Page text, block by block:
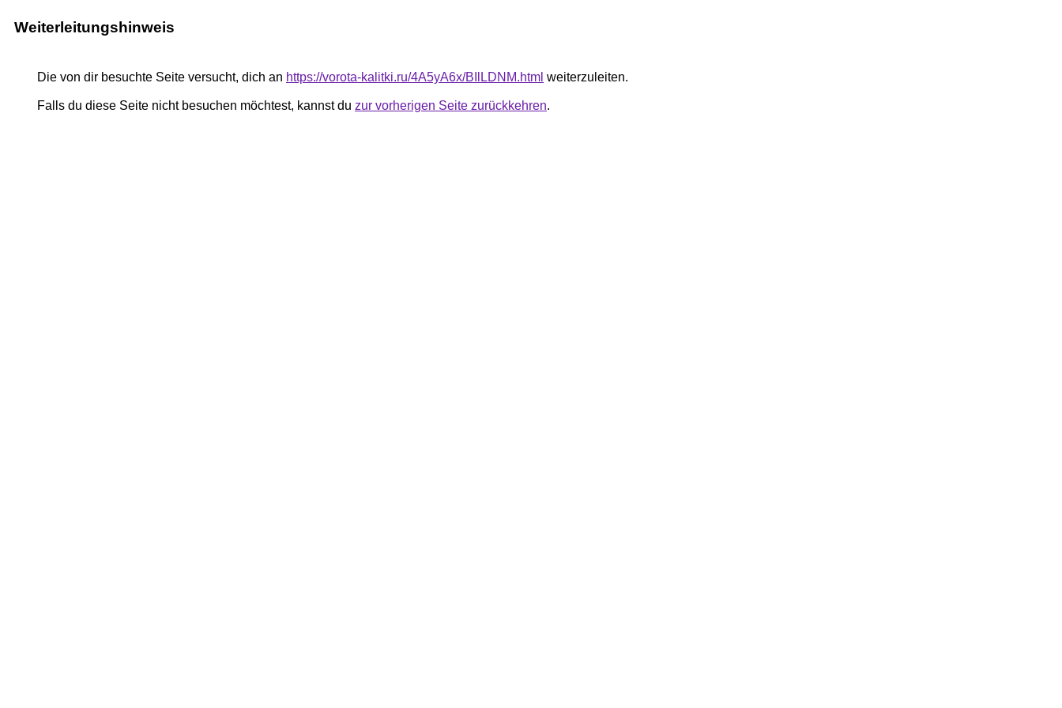
Weiterleitungshinweis
Die von dir besuchte Seite versucht, dich an https://vorota-kalitki.ru/4A5yA6x/BIlLDNM.html weiterzuleiten.
Falls du diese Seite nicht besuchen möchtest, kannst du zur vorherigen Seite zurückkehren.